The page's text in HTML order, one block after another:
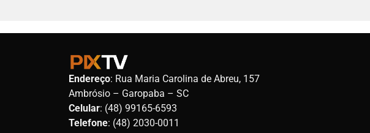
Endereço: Rua Maria Carolina de Abreu, 157
Ambrósio – Garopaba – SC
Celular: (48) 99165-6593
Telefone: (48) 2030-0011